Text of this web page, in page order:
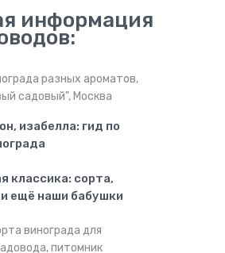
информация
изабелла: гид по
классика: сорта,
ещё наши бабушки